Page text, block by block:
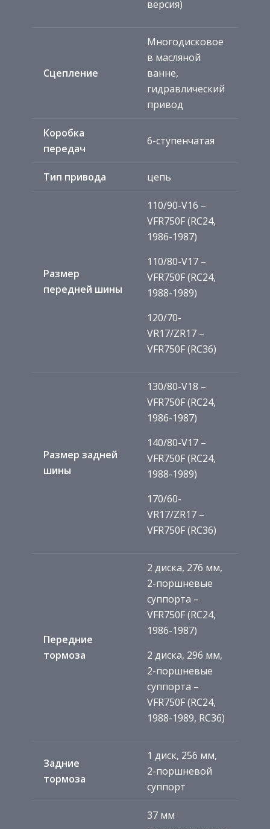
версия)
Сцепление
Многодисковое
в масляной
ванне,
гидравлический
привод
Коробка
передач
6-ступенчатая
Тип привода цепь
Размер
передней шины
110/90-V16 –
VFR750F (RC24,
1986-1987)
110/80-V17 –
VFR750F (RC24,
1988-1989)
120/70-
VR17/ZR17 –
VFR750F (RC36)
Размер задней
шины
130/80-V18 –
VFR750F (RC24,
1986-1987)
140/80-V17 –
VFR750F (RC24,
1988-1989)
170/60-
VR17/ZR17 –
VFR750F (RC36)
Передние
тормоза
2 диска, 276 мм,
2-поршневые
суппорта –
VFR750F (RC24,
1986-1987)
2 диска, 296 мм,
2-поршневые
суппорта –
VFR750F (RC24,
1988-1989, RC36)
Задние
тормоза
1 диск, 256 мм,
2-поршневой
суппорт
37 мм